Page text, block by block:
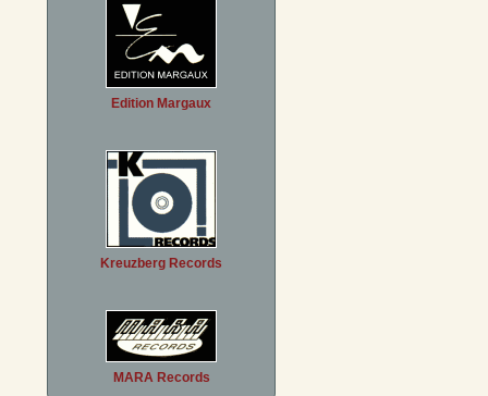
Edition Margaux
Kreuzberg Records
MARA Records